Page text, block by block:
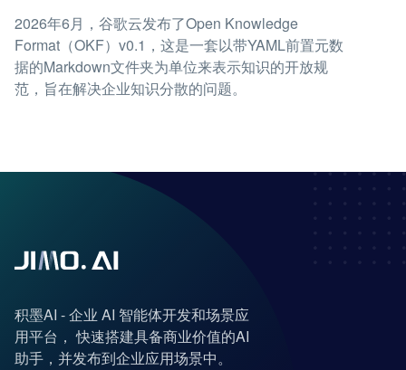
2026年6月，谷歌云发布了Open Knowledge
Format（OKF）v0.1，这是一套以带YAML前置元数
据的Markdown文件夹为单位来表示知识的开放规
范，旨在解决企业知识分散的问题。
积墨AI - 企业 AI 智能体开发和场景应
用平台， 快速搭建具备商业价值的AI
助手，并发布到企业应用场景中。